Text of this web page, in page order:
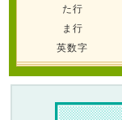
た行
ま行
英数字